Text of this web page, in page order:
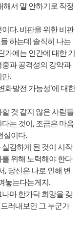
서 말 안하기로 작정
다. 비판을 위한 비판
하는데 솔직히 나는
가에는 인간에 대한 기
과 공격성의 강약과
.
화발전 가능성'에 대한
것 같지 않은 사람들
는 것이, 조금은 마음
실이다.
감하게 된 것이 시작
위해 노력해야 한다
, 당신은 나로 인해 변
놓는다는게지.
마 한가닥 희망을 갖
러내보인 그 누군가